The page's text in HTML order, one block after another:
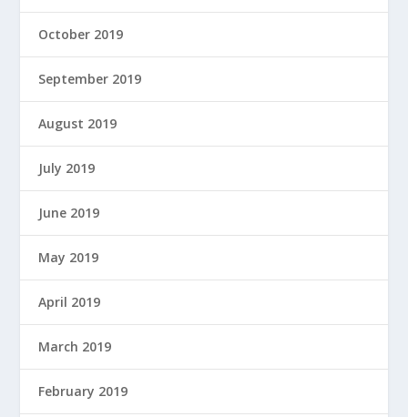
October 2019
September 2019
August 2019
July 2019
June 2019
May 2019
April 2019
March 2019
February 2019